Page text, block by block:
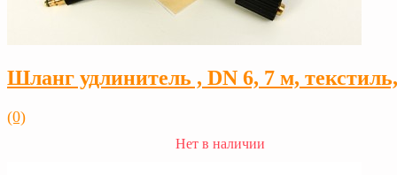
Шланг удлинитель , DN 6, 7 м,
(0)
Нет в наличии